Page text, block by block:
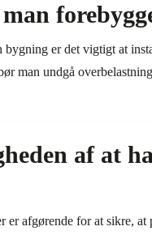
bygning er det vigtigt at
man undgå
af at
er afgørende for at sikre,